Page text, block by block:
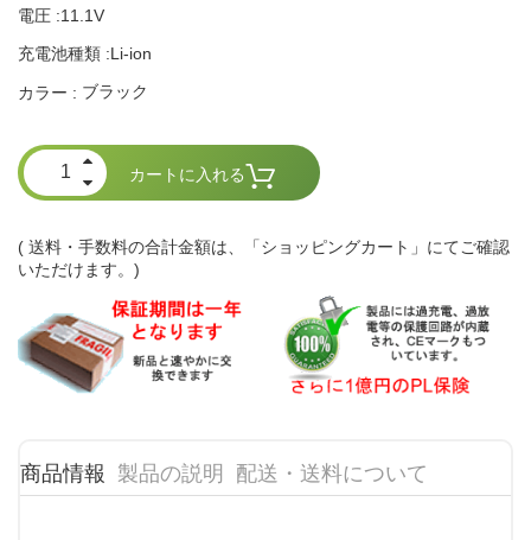
電圧 :11.1V
充電池種類 :Li-ion
カラー : ブラック
カートに入れる
( 送料・手数料の合計金額は、「ショッピングカート」にてご確認
いただけます。)
商品情報 製品の説明 配送・送料について